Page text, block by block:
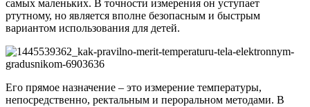
самых маленьких. В точности измерения он уступает
ртутному, но является вполне безопасным и быстрым
вариантом использования для детей.
Его прямое назначение – это измерение температуры,
непосредственно, ректальным и пероральном методами. В